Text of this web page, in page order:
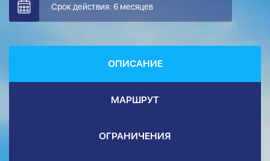
Срок действия: 6 месяцев
ОПИСАНИЕ
МАРШРУТ
ОГРАНИЧЕНИЯ